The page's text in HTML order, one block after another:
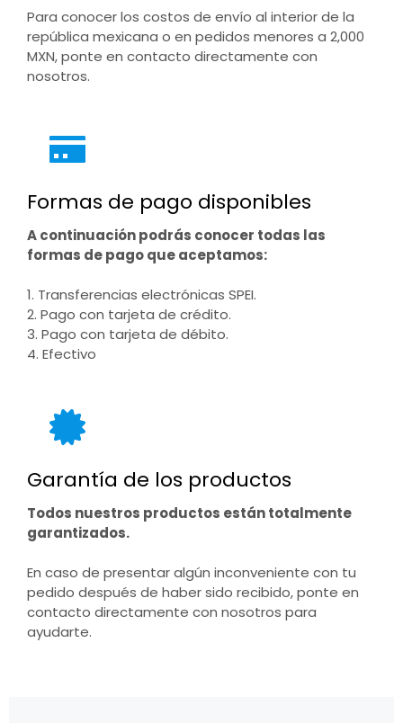
Para conocer los costos de envío al interior de la
república mexicana o en pedidos menores a 2,000
MXN, ponte en contacto directamente con
nosotros.
Formas de pago disponibles
A continuación podrás conocer todas las
formas de pago que aceptamos:
1. Transferencias electrónicas SPEI.
2. Pago con tarjeta de crédito.
3. Pago con tarjeta de débito.
4. Efectivo
Garantía de los productos
Todos nuestros productos están totalmente
garantizados.
En caso de presentar algún inconveniente con tu
pedido después de haber sido recibido, ponte en
contacto directamente con nosotros para
ayudarte.